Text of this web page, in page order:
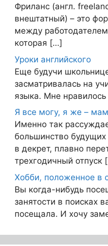
Фриланс (англ.
внештатный) – это
между
которая […]
Уроки английского
Еще будучи
засматривалась на
языка. Мне
Я все могу, я же –
Именно так
большинство
в декрет, плавно
трехгодичный отпуск
Хобби, положенное в
Вы когда-нибудь
занятости в поисках
посещала. И хочу